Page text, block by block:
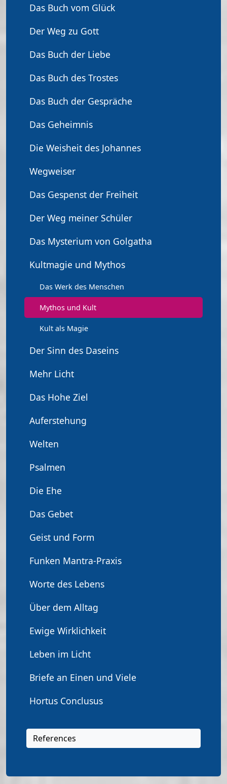
Das Buch vom Glück
Der Weg zu Gott
Das Buch der Liebe
Das Buch des Trostes
Das Buch der Gespräche
Das Geheimnis
Die Weisheit des Johannes
Wegweiser
Das Gespenst der Freiheit
Der Weg meiner Schüler
Das Mysterium von Golgatha
Kultmagie und Mythos
Das Werk des Menschen
Mythos und Kult
Kult als Magie
Der Sinn des Daseins
Mehr Licht
Das Hohe Ziel
Auferstehung
Welten
Psalmen
Die Ehe
Das Gebet
Geist und Form
Funken Mantra-Praxis
Worte des Lebens
Über dem Alltag
Ewige Wirklichkeit
Leben im Licht
Briefe an Einen und Viele
Hortus Conclusus
References